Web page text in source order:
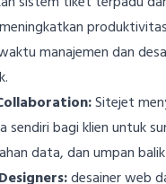
manajemen dan
Sitejet
sendiri bagi klien untuk
data, dan umpan balik
desainer web